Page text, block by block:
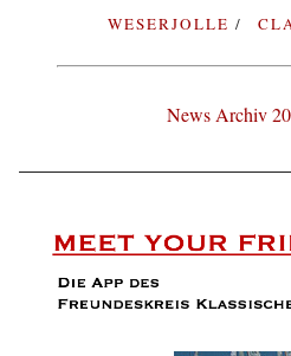
WESERJOLLE
News Archiv